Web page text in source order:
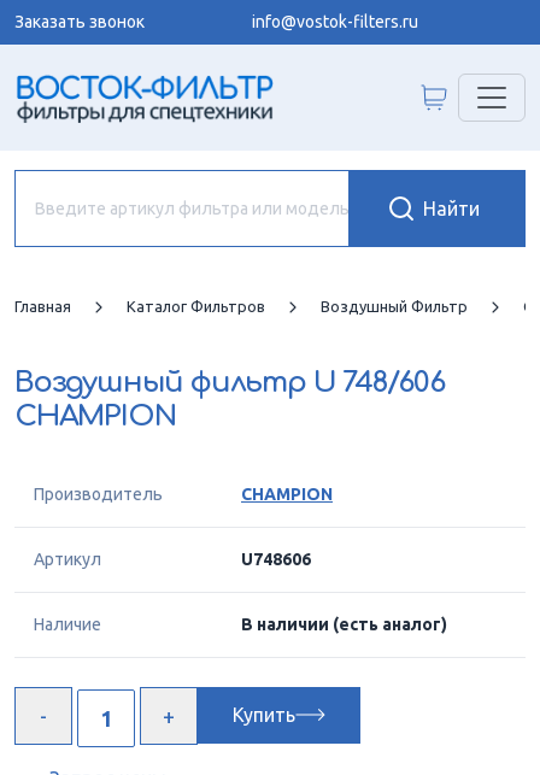
Заказать звонок info@vostok-filters.ru
Главная Каталог Фильтров Воздушный Фильтр
Воздушный фильтр U 748/606
CHAMPION
Производитель CHAMPION
Артикул U748606
Наличие В наличии (есть аналог)
Купить